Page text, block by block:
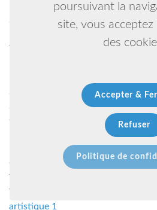
poursuivant la
site, vous
des
Accepter &
Refuser
Politique de
Basket-ball 1
Self défense /penchak silat 1
Tennis 1
Sports 1
Scout 1
Cso 1
Karate, self defense, ju jitsu, arts
Gynmastique 1
Taekwondo hapkido self defense 1
Yoga, accompagnement
artistique 1